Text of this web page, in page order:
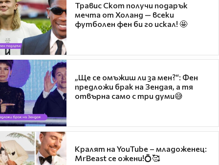
Травис Скот получи подарък
мечта от Холанд — всеки
футболен фен би го искал! 🤩
„Ще се омъжиш ли за мен?“: Фен
предложи брак на Зендая, а тя
отвърна само с три думи😅
Кралят на YouTube – младоженец:
MrBeast се ожени!💍🥰